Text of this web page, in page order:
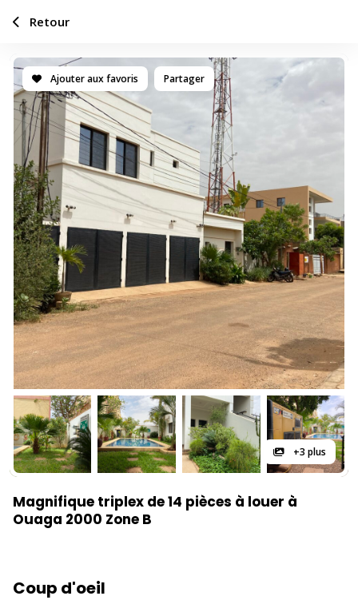
Ajouter aux favoris Partager
+3 plus
Magnifique triplex de 14 pièces à louer à
Ouaga 2000 Zone B
Coup d'oeil
Retour